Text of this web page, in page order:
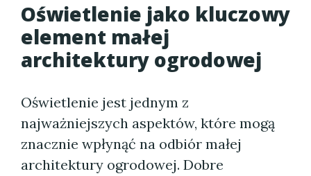
Oświetlenie jako kluczowy
element małej
architektury ogrodowej
Oświetlenie jest jednym z
najważniejszych aspektów, które mogą
znacznie wpłynąć na odbiór małej
architektury ogrodowej. Dobre